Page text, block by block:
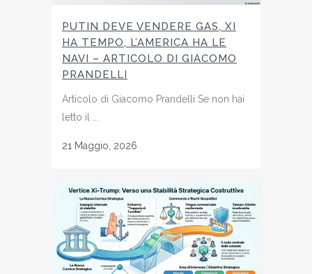
PUTIN DEVE VENDERE GAS, XI
HA TEMPO, L’AMERICA HA LE
NAVI – ARTICOLO DI GIACOMO
PRANDELLI
Articolo di Giacomo Prandelli Se non hai
letto il ...
21 Maggio, 2026